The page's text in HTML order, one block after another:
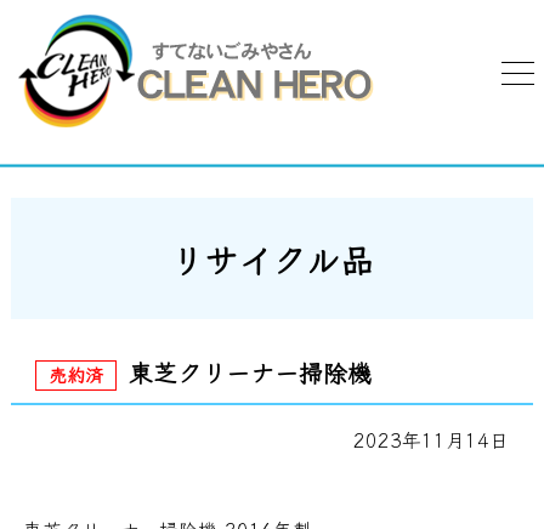
リサイクル品
東芝クリーナー掃除機
2023年11月14日